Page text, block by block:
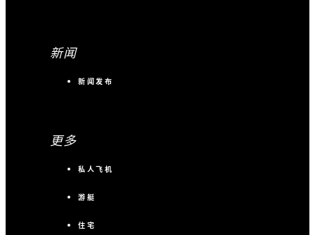
新闻
新闻发布
更多
私人飞机
游艇
住宅